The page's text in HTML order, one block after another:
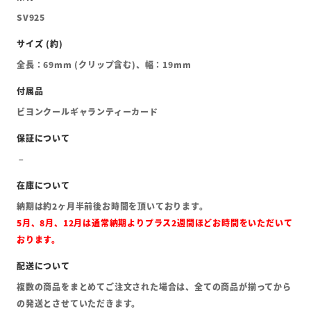
SV925
全長：69mm (クリップ含む)、幅：19mm
ビヨンクールギャランティーカード
納期は約2ヶ月半前後お時間を頂いております。
5月、8月、12月は通常納期よりプラス2週間ほどお時間をいただいて
おります。
複数の商品をまとめてご注文された場合は、全ての商品が揃ってから
の発送とさせていただきます。